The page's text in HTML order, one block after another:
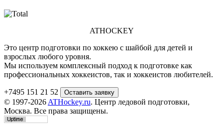
ATHOCKEY
Это центр подготовки по хоккею с шайбой для детей и
взрослых любого уровня.
Мы используем комплексный подход к подготовке как
профессиональных хоккеистов, так и хоккеистов любителей.
+7495 151 21 52
© 1997-2026 ATHockey.ru. Центр ледовой подготовки,
Москва. Все права защищены.